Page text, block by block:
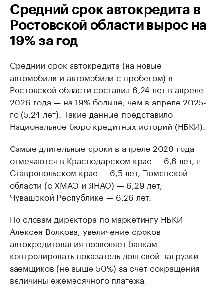
Средний срок автокредита в
Ростовской области вырос на
19% за год
Средний срок автокредита (на новые
автомобили и автомобили с пробегом) в
Ростовской области составил 6,24 лет в апреле
2026 года — на 19% больше, чем в апреле 2025-
го (5,24 лет). Такие данные представило
Национальное бюро кредитных историй (НБКИ).
Самые длительные сроки в апреле 2026 года
отмечаются в Краснодарском крае — 6,6 лет, в
Ставропольском крае — 6,5 лет, Тюменской
области (с ХМАО и ЯНАО) — 6,29 лет,
Чувашской Республике — 6,26 лет.
По словам директора по маркетингу НБКИ
Алексея Волкова, увеличение сроков
автокредитования позволяет банкам
контролировать показатель долговой нагрузки
заемщиков (не выше 50%) за счет сокращения
величины ежемесячного платежа.